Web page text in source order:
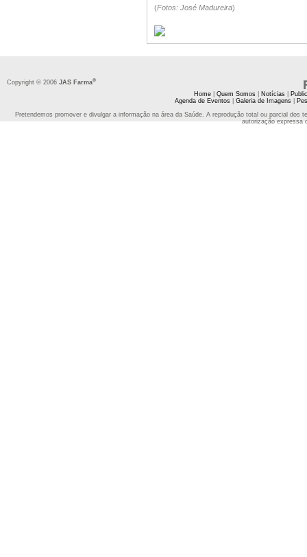
(Fotos: José Madureira)
Copyright © 2006 JAS Farma®
Home| Quem Somos| Notícias|
Agenda de Eventos| Galeria de Imagens|
Pretendemos promover e divulgar a informação na área da Saúde. A reprodução total ou parcial
autorização expressa